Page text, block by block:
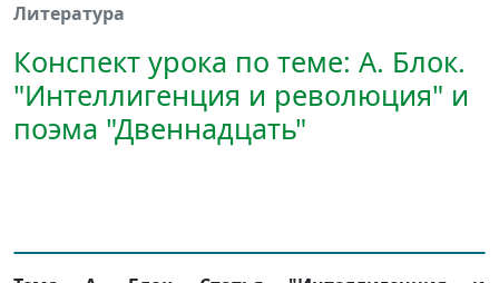
Литература
Конспект урока по теме: А. Блок.
"Интеллигенция и революция" и
поэма "Двеннадцать"